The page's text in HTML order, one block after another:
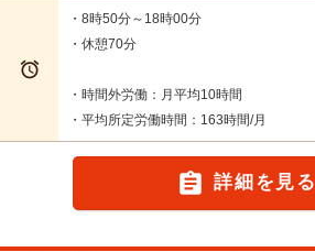

・8時50分～18時00分
・休憩70分
・時間外労働：月平均10時間
・平均所定労働時間：163時間/月
 詳細を見る